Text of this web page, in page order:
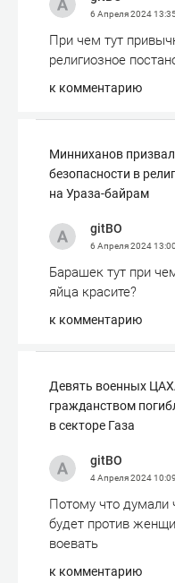
6 Апреля 2024
При чем тут
религиозное
к комментарию
Минниханов
безопасности в
на Ураза-байрам
gitBO
6 Апреля 202413:00
Барашек тут при
яйца красите?
к комментарию
Девять военных
гражданством
в секторе Газа
gitBO
4 Апреля 202410:09
Потому что думали
будет против
воевать
к комментарию